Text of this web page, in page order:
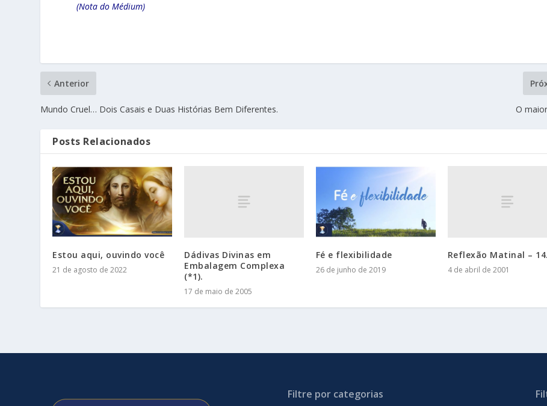
(Nota do Médium)
Anterior
Mundo Cruel… Dois Casais e Duas Histórias Bem Diferentes. O
Posts Relacionados
Estou aqui, ouvindo você
21 de agosto de 2022
Dádivas Divinas em
Embalagem Complexa
(*1).
17 de maio de 2005
Fé e flexibilidade
26 de junho de 2019
Reflexão Matinal – 14.
4 de abril de 2001
Filtre por categorias